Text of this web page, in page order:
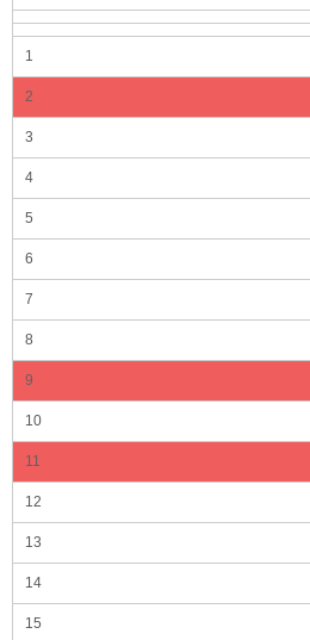
1
2
3
4
5
6
7
8
9
10
11
12
13
14
15